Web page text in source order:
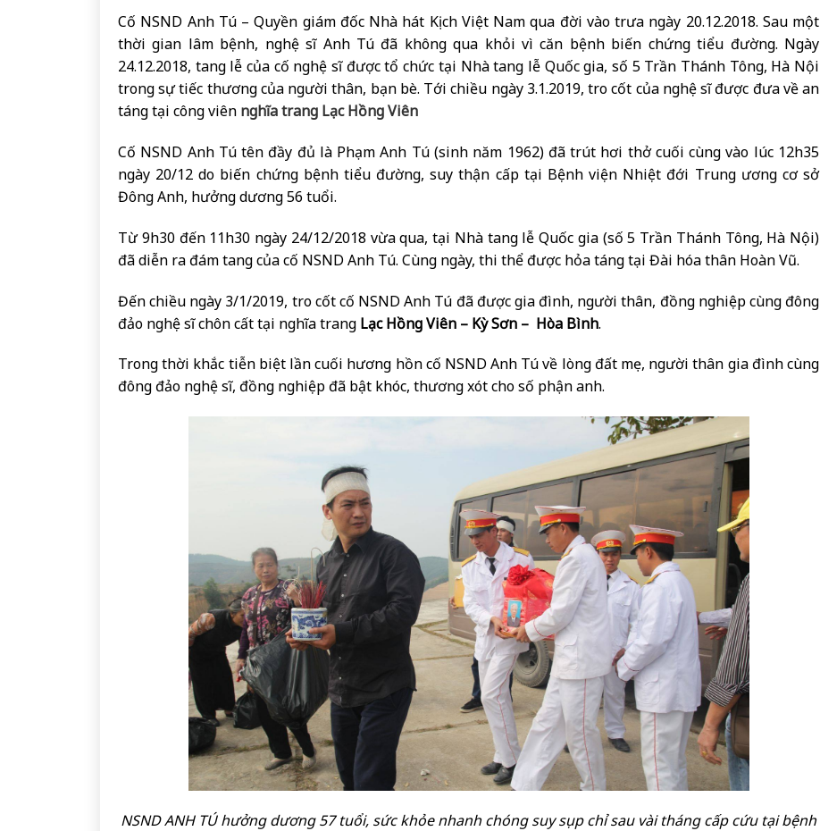
Cố NSND Anh Tú – Quyền giám đốc Nhà hát Kịch Việt Nam qua đời vào trưa ngày 20.12.2018. Sau một
thời gian lâm bệnh, nghệ sĩ Anh Tú đã không qua khỏi vì căn bệnh biến chứng tiểu đường. Ngày
24.12.2018, tang lễ của cố nghệ sĩ được tổ chức tại Nhà tang lễ Quốc gia, số 5 Trần Thánh Tông, Hà Nội
trong sự tiếc thương của người thân, bạn bè. Tới chiều ngày 3.1.2019, tro cốt của nghệ sĩ được đưa về an
táng tại công viên nghĩa trang Lạc Hồng Viên
Cố NSND Anh Tú tên đầy đủ là Phạm Anh Tú (sinh năm 1962) đã trút hơi thở cuối cùng vào lúc 12h35
ngày 20/12 do biến chứng bệnh tiểu đường, suy thận cấp tại Bệnh viện Nhiệt đới Trung ương cơ sở
Đông Anh, hưởng dương 56 tuổi.
Từ 9h30 đến 11h30 ngày 24/12/2018 vừa qua, tại Nhà tang lễ Quốc gia (số 5 Trần Thánh Tông, Hà Nội)
đã diễn ra đám tang của cố NSND Anh Tú. Cùng ngày, thi thể được hỏa táng tại Đài hóa thân Hoàn Vũ.
Đến chiều ngày 3/1/2019, tro cốt cố NSND Anh Tú đã được gia đình, người thân, đồng nghiệp cùng đông
đảo nghệ sĩ chôn cất tại nghĩa trang Lạc Hồng Viên – Kỳ Sơn – Hòa Bình.
Trong thời khắc tiễn biệt lần cuối hương hồn cố NSND Anh Tú về lòng đất mẹ, người thân gia đình cùng
đông đảo nghệ sĩ, đồng nghiệp đã bật khóc, thương xót cho số phận anh.
NSND ANH TÚ hưởng dương 57 tuổi, sức khỏe nhanh chóng suy sụp chỉ sau vài tháng cấp cứu tại bệnh